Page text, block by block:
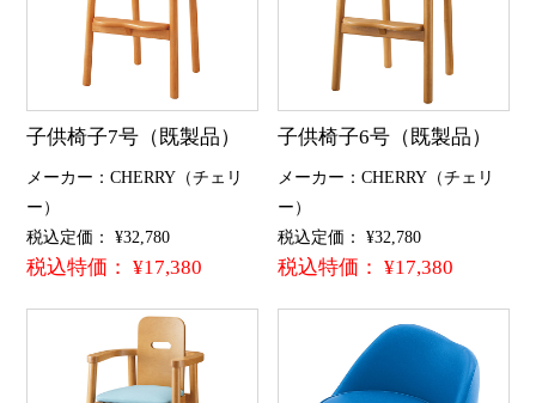
子供椅子7号（既製品）
メーカー：CHERRY（チェリ
ー）
税込定価： ¥32,780
税込特価： ¥17,380
子供椅子6号（既製品）
メーカー：CHERRY（チェリ
ー）
税込定価： ¥32,780
税込特価： ¥17,380